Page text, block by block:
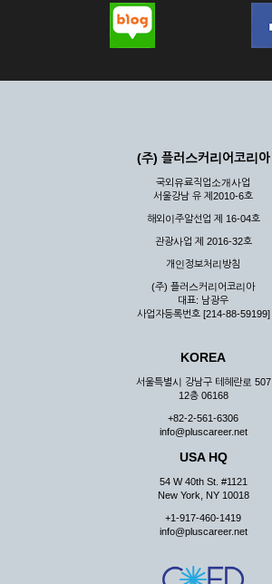
(주) 플러스커리어코리아
국외유료직업소개사업
서울강남 유 제2010-6호
해외이주알선업 제 16-04호
관광사업 제 2016-32호
개인정보처리방침
(주) 플러스커리어코리아
대표: 남광우
사업자등록번호 [214-88-59199]
KOREA
서울특별시 강남구 테헤란로 507
12층 06168
+82-2-561-6306
info@pluscareer.net
USA HQ
54 W 40th St. #1121
New York, NY 10018
+1-917-460-1419
info@pluscareer.net